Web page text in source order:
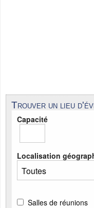
Trouver un lieu
Capacité
Localisation
Salles de réunions